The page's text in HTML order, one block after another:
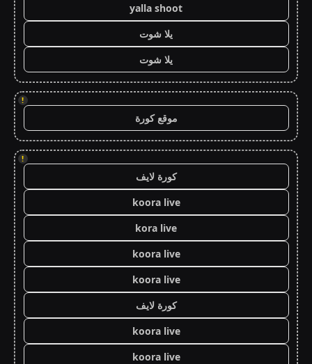
yalla shoot
يلا شوت
يلا شوت
!
موقع كورة
!
كورة لايف
koora live
kora live
koora live
koora live
كورة لايف
koora live
koora live